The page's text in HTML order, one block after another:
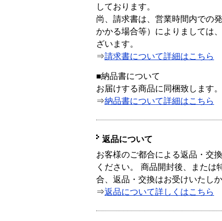
しております。
尚、請求書は、営業時間内での
かかる場合等）によりましては
ざいます。
⇒請求書について詳細はこちら
■納品書について
お届けする商品に同梱致します。
⇒納品書について詳細はこちら
返品について
お客様のご都合による返品・交
ください。 商品開封後、または
合、返品・交換はお受けいたし
⇒返品について詳しくはこちら